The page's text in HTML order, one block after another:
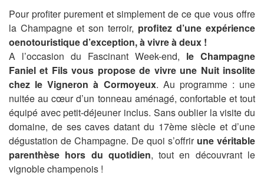
Pour profiter purement et simplement de ce que vous offre
la Champagne et son terroir, profitez d’une expérience
oenotouristique d’exception, à vivre à deux !
A l’occasion du Fascinant Week-end, le Champagne
Faniel et Fils vous propose de vivre une Nuit insolite
chez le Vigneron à Cormoyeux. Au programme : une
nuitée au cœur d’un tonneau aménagé, confortable et tout
équipé avec petit-déjeuner inclus. Sans oublier la visite du
domaine, de ses caves datant du 17ème siècle et d’une
dégustation de Champagne. De quoi s’offrirune véritable
parenthèse hors du quotidien, tout en découvrant le
vignoble champenois !